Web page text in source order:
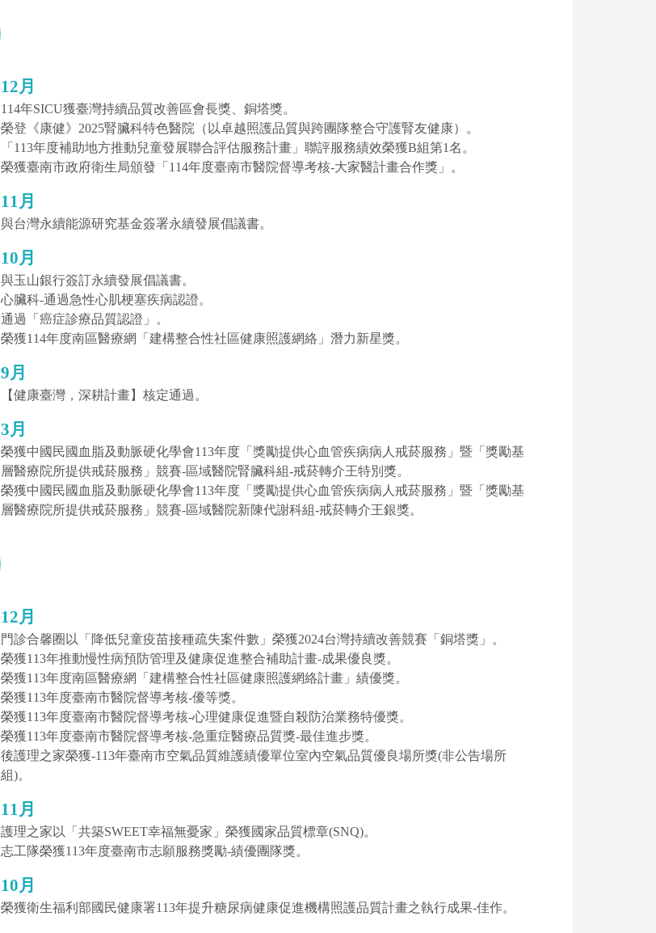
12月
114年SICU獲臺灣持續品質改善區會長獎、銅塔獎。
榮登《康健》2025腎臟科特色醫院（以卓越照護品質與跨團隊整合守護腎友健康）。
「113年度補助地方推動兒童發展聯合評估服務計畫」聯評服務績效榮獲B組第1名。
榮獲臺南市政府衛生局頒發「114年度臺南市醫院督導考核-大家醫計畫合作獎」。
11月
與台灣永續能源研究基金簽署永續發展倡議書。
10月
與玉山銀行簽訂永續發展倡議書。
心臟科-通過急性心肌梗塞疾病認證。
通過「癌症診療品質認證」。
榮獲114年度南區醫療網「建構整合性社區健康照護網絡」潛力新星獎。
9月
【健康臺灣，深耕計畫】核定通過。
3月
榮獲中國民國血脂及動脈硬化學會113年度「獎勵提供心血管疾病病人戒菸服務」暨「獎勵基
層醫療院所提供戒菸服務」競賽-區域醫院腎臟科組-戒菸轉介王特別獎。
榮獲中國民國血脂及動脈硬化學會113年度「獎勵提供心血管疾病病人戒菸服務」暨「獎勵基
層醫療院所提供戒菸服務」競賽-區域醫院新陳代謝科組-戒菸轉介王銀獎。
12月
門診合馨圈以「降低兒童疫苗接種疏失案件數」榮獲2024台灣持續改善競賽「銅塔獎」。
榮獲113年推動慢性病預防管理及健康促進整合補助計畫-成果優良獎。
榮獲113年度南區醫療網「建構整合性社區健康照護網絡計畫」績優獎。
榮獲113年度臺南市醫院督導考核-優等獎。
榮獲113年度臺南市醫院督導考核-心理健康促進暨自殺防治業務特優獎。
榮獲113年度臺南市醫院督導考核-急重症醫療品質獎-最佳進步獎。
後護理之家榮獲-113年臺南市空氣品質維護績優單位室內空氣品質優良場所獎(非公告場所
組)。
11月
護理之家以「共築SWEET幸福無憂家」榮獲國家品質標章(SNQ)。
志工隊榮獲113年度臺南市志願服務獎勵-績優團隊獎。
10月
榮獲衛生福利部國民健康署113年提升糖尿病健康促進機構照護品質計畫之執行成果-佳作。